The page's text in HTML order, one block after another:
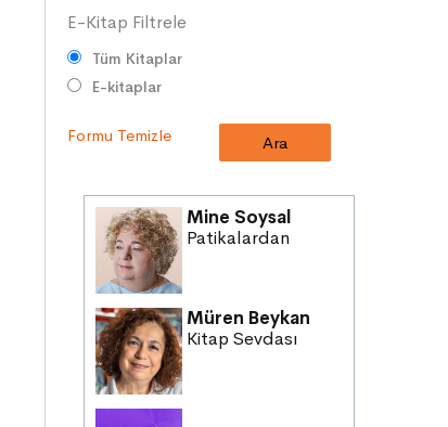
VATANDAŞLIK
MİLLİ KÜLTÜR
DUYGULAR
HAYAL GÜCÜ
MİLLİ KÜLTÜRÜMÜZ
YETENEKLER
BİREY ve TOPLUM
ANLAM ARAYIŞI
PSİKOLOJİ
SAĞLIK ve ÇEVRE
OYUNLAR
HİKÂYE GELENEĞİMİZ
E-Kitap Filtrele
Tüm Kitaplar
E-kitaplar
Formu Temizle
Mine Soysal
Patikalardan
Müren Beykan
Kitap Sevdası